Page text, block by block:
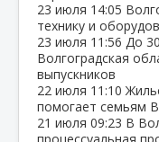
23 июля 14:05
технику и
23 июля 11:56 До
Волгоградская
выпускников
22 июля 11:10
помогает семьям
21 июля 09:23 В